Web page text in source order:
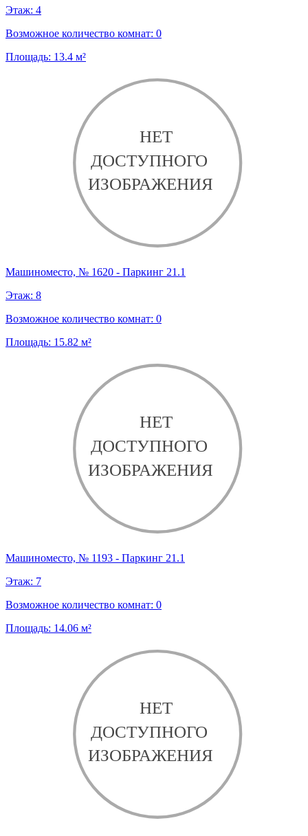
Этаж: 4
Возможное количество комнат: 0
Площадь: 13.4 м²
Машиноместо, № 1620 - Паркинг 21.1
Этаж: 8
Возможное количество комнат: 0
Площадь: 15.82 м²
Машиноместо, № 1193 - Паркинг 21.1
Этаж: 7
Возможное количество комнат: 0
Площадь: 14.06 м²